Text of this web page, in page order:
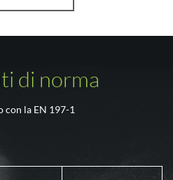
di norma
con la EN 197-1